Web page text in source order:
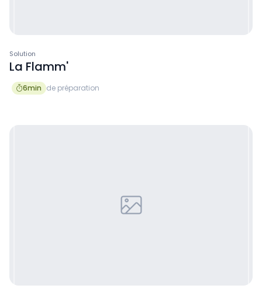
Solution
La Flamm'
6min de préparation